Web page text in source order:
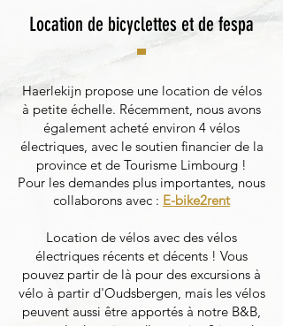
Location de bicyclettes et de fespa
Haerlekijn propose une location de vélos
à petite échelle. Récemment, nous avons
également acheté environ 4 vélos
électriques, avec le soutien financier de la
province et de Tourisme Limbourg !
Pour les demandes plus importantes, nous
collaborons avec : E-bike2rent
Location de vélos avec des vélos
électriques récents et décents ! Vous
pouvez partir de là pour des excursions à
vélo à partir d'Oudsbergen, mais les vélos
peuvent aussi être apportés à notre B&B,